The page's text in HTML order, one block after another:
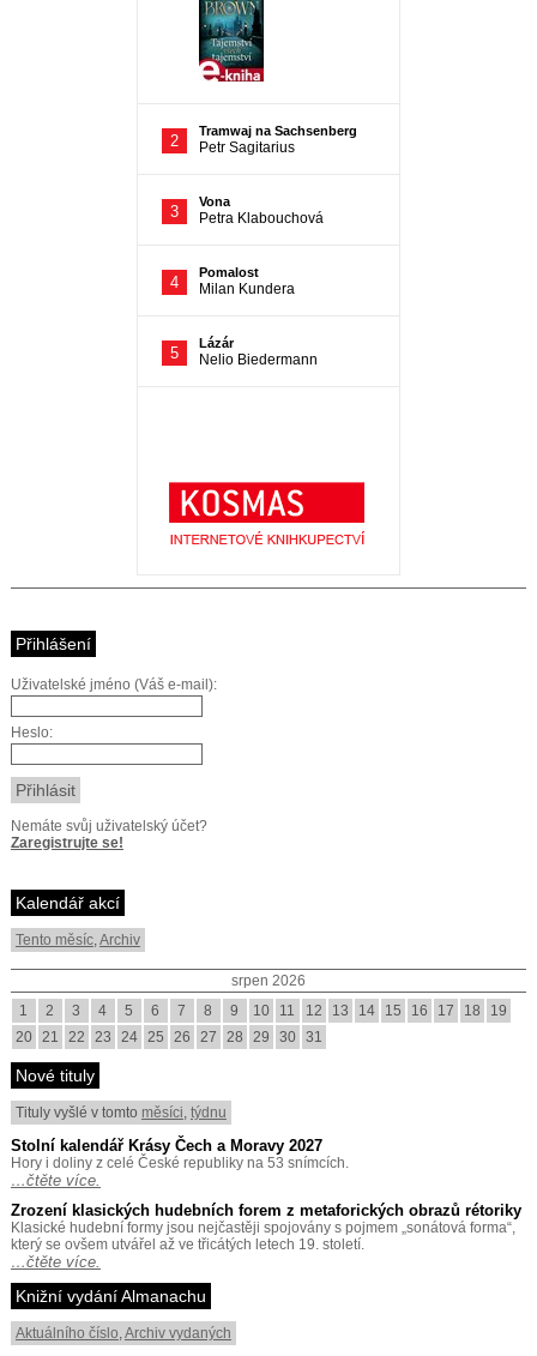
Přihlášení
Uživatelské jméno (Váš e-mail):
Heslo:
Nemáte svůj uživatelský účet?
Zaregistrujte se!
Kalendář akcí
Tento měsíc,Archiv
srpen 2026
1
2 3 4 5 6 7 8 9 10 11 12 13 14 15 16 17 18
19
20 21 22 23 24 25 26 27 28 29 30 31
Nové tituly
Tituly vyšlé v tomto měsíci, týdnu
Stolní kalendář Krásy Čech a Moravy 2027
Hory i doliny z celé České republiky na 53 snímcích.
…čtěte více.
Zrození klasických hudebních forem z metaforických obrazů rétoriky
Klasické hudební formy jsou nejčastěji spojovány s pojmem „sonátová forma“,
který se ovšem utvářel až ve třicátých letech 19. století.
…čtěte více.
Knižní vydání Almanachu
Aktuálního číslo,Archiv vydaných